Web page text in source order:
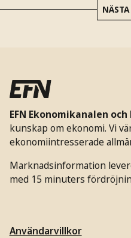
EFN Ekonomikanalen
kunskap om ekonomi. Vi
ekonomiintresserade
Marknadsinformation
med 15 minuters
Användarvillkor